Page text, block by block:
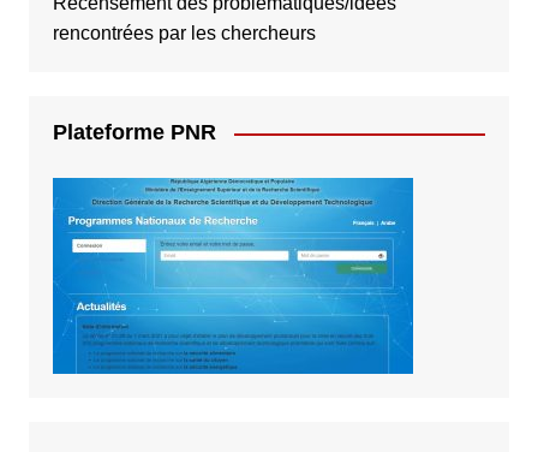
rencontrées par les chercheurs
Plateforme PNR